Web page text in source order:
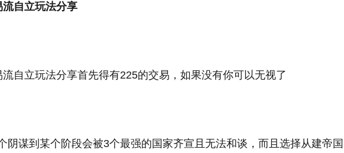
自立玩法分享
自立玩法分享首先得有225的交易，如果没有你可以无视了
阴谋到某个阶段会被3个最强的国家齐宣且无法和谈，而且选择从建帝国